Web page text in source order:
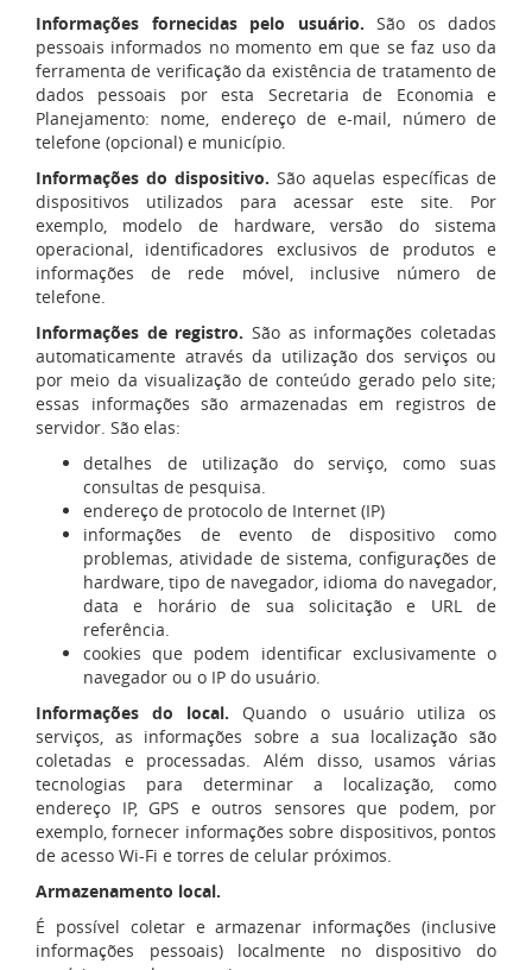
Informações fornecidas pelo usuário. São os dados
pessoais informados no momento em que se faz uso da
ferramenta de verificação da existência de tratamento de
dados pessoais por esta Secretaria de Economia e
Planejamento: nome, endereço de e-mail, número de
telefone (opcional) e município.
Informações do dispositivo. São aquelas específicas de
dispositivos utilizados para acessar este site. Por
exemplo, modelo de hardware, versão do sistema
operacional, identificadores exclusivos de produtos e
informações de rede móvel, inclusive número de
telefone.
Informações de registro. São as informações coletadas
automaticamente através da utilização dos serviços ou
por meio da visualização de conteúdo gerado pelo site;
essas informações são armazenadas em registros de
servidor. São elas:
detalhes de utilização do serviço, como suas
consultas de pesquisa.
endereço de protocolo de Internet (IP)
informações de evento de dispositivo como
problemas, atividade de sistema, configurações de
hardware, tipo de navegador, idioma do navegador,
data e horário de sua solicitação e URL de
referência.
cookies que podem identificar exclusivamente o
navegador ou o IP do usuário.
Informações do local. Quando o usuário utiliza os
serviços, as informações sobre a sua localização são
coletadas e processadas. Além disso, usamos várias
tecnologias para determinar a localização, como
endereço IP, GPS e outros sensores que podem, por
exemplo, fornecer informações sobre dispositivos, pontos
de acesso Wi-Fi e torres de celular próximos.
Armazenamento local.
É possível coletar e armazenar informações (inclusive
informações pessoais) localmente no dispositivo do